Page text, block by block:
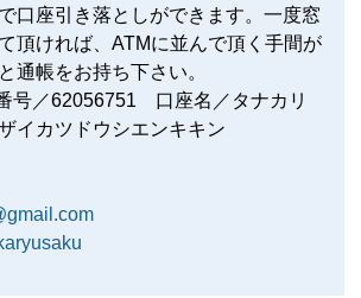
口座引き落としができます。一度窓
頂ければ、ATMに並んで頂く手間が
通帳をお持ち下さい。
号／62056751 口座名／タナカリ
イカツドウシエンキキン